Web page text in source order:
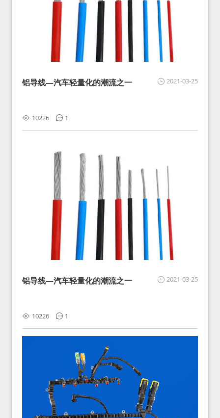
2021-03-25
铝导线—汽车轻量化的潮流之一
10226 1
2021-03-25
铝导线—汽车轻量化的潮流之一
10226 1